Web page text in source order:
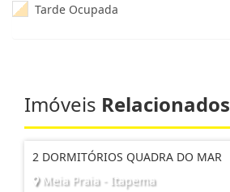
Tarde Ocupada
Imóveis Relacionados
2 DORMITÓRIOS QUADRA DO MAR
Meia Praia - Itapema